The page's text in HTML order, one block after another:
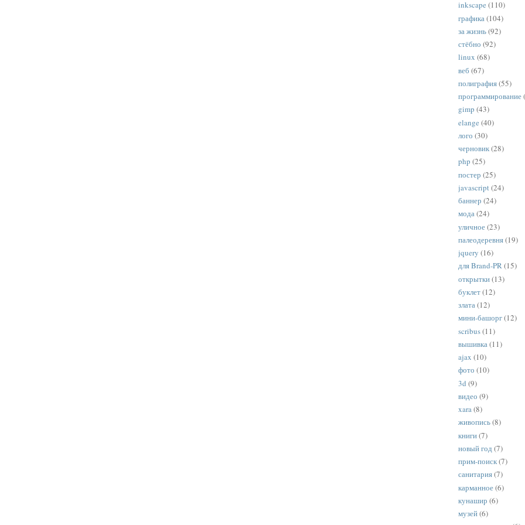
inkscape (110)
графика(104)
за жизнь(92)
стёбно (92)
linux (68)
веб (67)
полиграфия(55)
программирование
gimp (43)
elange (40)
лого (30)
черновик(28)
php (25)
постер (25)
javascript(24)
баннер (24)
мода(24)
уличное(23)
палеодеревня(19)
jquery (16)
для Brand-PR(15)
открытки(13)
буклет(12)
злата(12)
мини-башорг(12)
scribus(11)
вышивка(11)
ajax (10)
фото (10)
3d (9)
видео (9)
xara(8)
живопись(8)
книги(7)
новый год (7)
прим-поиск(7)
санитария(7)
карманное(6)
кунашир (6)
музей(6)